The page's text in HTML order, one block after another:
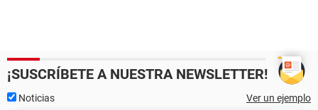
¡SUSCRÍBETE A NUESTRA NEWSLETTER!
Noticias Ver un ejemplo